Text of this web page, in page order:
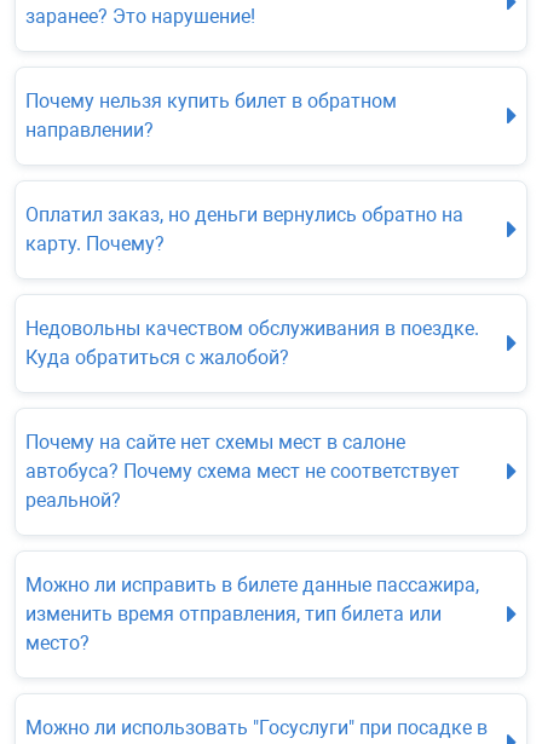
заранее? Это нарушение!
Почему нельзя купить билет в обратном
направлении?
Оплатил заказ, но деньги вернулись обратно на
карту. Почему?
Недовольны качеством обслуживания в поездке.
Куда обратиться с жалобой?
Почему на сайте нет схемы мест в салоне
автобуса? Почему схема мест не соответствует
реальной?
Можно ли исправить в билете данные пассажира,
изменить время отправления, тип билета или
место?
Можно ли использовать "Госуслуги" при посадке в